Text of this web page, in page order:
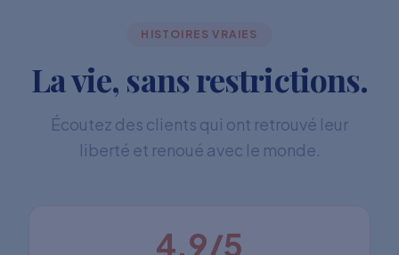
HISTOIRES VRAIES
La vie, sans restrictions.
Écoutez des clients qui ont retrouvé leur
liberté et renoué avec le monde.
4.9/5